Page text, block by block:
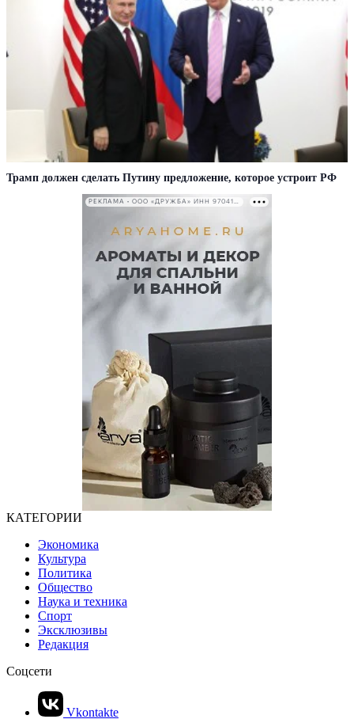
Трамп должен сделать Путину предложение, которое устроит РФ
РЕКЛАМА • ООО «ДРУЖБА» ИНН 9704146411
КАТЕГОРИИ
Экономика
Культура
Политика
Общество
Наука и техника
Спорт
Эксклюзивы
Редакция
Соцсети
Vkontakte